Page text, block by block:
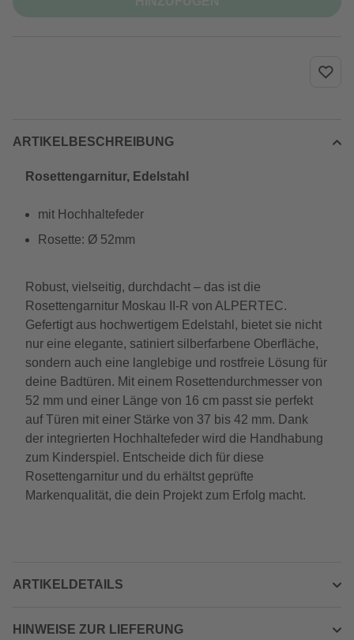
ARTIKELBESCHREIBUNG
Rosettengarnitur, Edelstahl
mit Hochhaltefeder
Rosette: Ø 52mm
Robust, vielseitig, durchdacht – das ist die
Rosettengarnitur Moskau II-R von ALPERTEC.
Gefertigt aus hochwertigem Edelstahl, bietet sie nicht
nur eine elegante, satiniert silberfarbene Oberfläche,
sondern auch eine langlebige und rostfreie Lösung für
deine Badtüren. Mit einem Rosettendurchmesser von
52 mm und einer Länge von 16 cm passt sie perfekt
auf Türen mit einer Stärke von 37 bis 42 mm. Dank
der integrierten Hochhaltefeder wird die Handhabung
zum Kinderspiel. Entscheide dich für diese
Rosettengarnitur und du erhältst geprüfte
Markenqualität, die dein Projekt zum Erfolg macht.
ARTIKELDETAILS
HINWEISE ZUR LIEFERUNG